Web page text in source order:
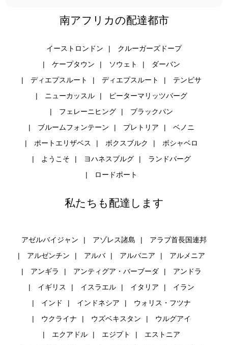
南アフリカの配達都市
イーストロンドン
クルーガーズドープ
ケープタウン
ソウェト
ダーバン
ディエプスルート
ディエプスルート
テンビサ
ニューカッスル
ピーターマリッツバーグ
フェレーニヒング
ブラックパン
ブルームフォンテーン
プレトリア
ベノニ
ポートエリザベス
ボクスブルク
ボシャベロ
ようこそ
ヨハネスブルグ
ランドバーグ
ロードポート
私たちも配達します
アゼルバイジャン アゾレス諸島
アラブ首長国連邦
アルゼンチン
アルバ アルバニア
アルメニア
アンギラ
アンティグア・バーブーダ
アンドラ
イギリス
イスラエル イタリア
イラン
インド
インドネシア
ウォリス・フツナ
ウクライナ
ウズベキスタン
ウルグアイ
エクアドル
エジプト
エストニア